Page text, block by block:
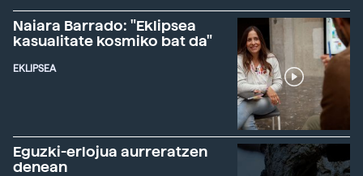
Naiara Barrado: "Eklipsea
kasualitate kosmiko bat da"
EKLIPSEA
Eguzki-erlojua aurreratzen
denean